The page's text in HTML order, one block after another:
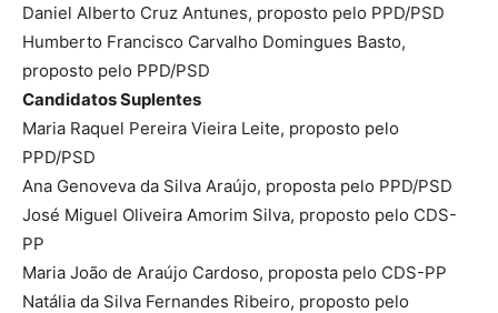
Daniel Alberto Cruz Antunes, proposto pelo PPD/PSD
Humberto Francisco Carvalho Domingues Basto,
proposto pelo PPD/PSD
Candidatos Suplentes
Maria Raquel Pereira Vieira Leite, proposto pelo
PPD/PSD
Ana Genoveva da Silva Araújo, proposta pelo PPD/PSD
José Miguel Oliveira Amorim Silva, proposto pelo CDS-
PP
Maria João de Araújo Cardoso, proposta pelo CDS-PP
Natália da Silva Fernandes Ribeiro, proposto pelo